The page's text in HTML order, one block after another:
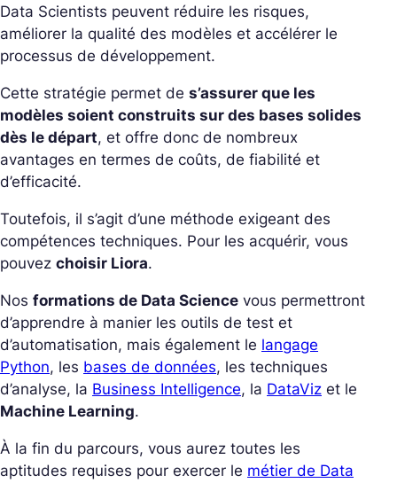
Data Scientists peuvent réduire les risques,
améliorer la qualité des modèles et accélérer le
processus de développement.
Cette stratégie permet de s’assurer que les
modèles soient construits sur des bases solides
dès le départ, et offre donc de nombreux
avantages en termes de coûts, de fiabilité et
d’efficacité.
Toutefois, il s’agit d’une méthode exigeant des
compétences techniques. Pour les acquérir, vous
pouvez choisir Liora.
Nos formations de Data Science vous permettront
d’apprendre à manier les outils de test et
d’automatisation, mais également le langage
Python, les bases de données, les techniques
d’analyse, la Business Intelligence, la DataViz et le
Machine Learning.
À la fin du parcours, vous aurez toutes les
aptitudes requises pour exercer le métier de Data